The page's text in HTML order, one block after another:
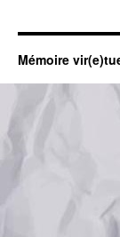
Mémoire